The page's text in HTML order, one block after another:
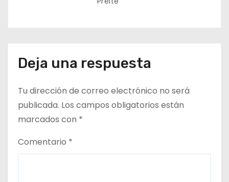
Deja una respuesta
Tu dirección de correo electrónico no será
publicada. Los campos obligatorios están
marcados con *
Comentario *